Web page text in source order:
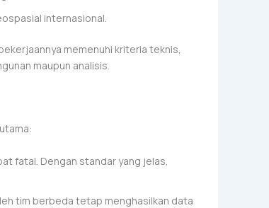
internasional.
memenuhi kriteria teknis,
maupun analisis.
fatal. Dengan standar yang jelas,
tim berbeda tetap menghasilkan data